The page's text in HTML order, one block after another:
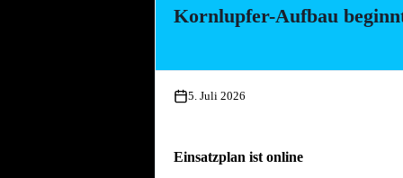
Kornlupfer-Aufbau
5. Juli 2026
Einsatzplan ist online